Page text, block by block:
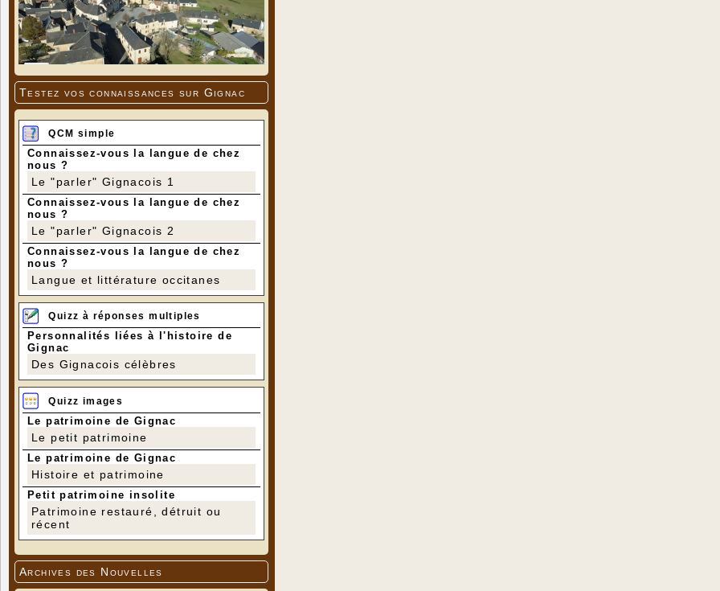
Testez vos connaissances sur Gignac
QCM simple
Connaissez-vous la langue de chez
nous ?
Le "parler" Gignacois 1
Connaissez-vous la langue de chez
nous ?
Le "parler" Gignacois 2
Connaissez-vous la langue de chez
nous ?
Langue et littérature occitanes
Quizz à réponses multiples
Personnalités liées à l'histoire de
Gignac
Des Gignacois célèbres
Quizz images
Le patrimoine de Gignac
Le petit patrimoine
Le patrimoine de Gignac
Histoire et patrimoine
Petit patrimoine insolite
Patrimoine restauré, détruit ou
récent
Archives des Nouvelles